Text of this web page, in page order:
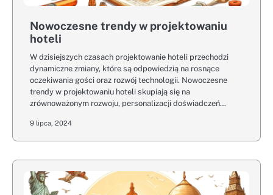
Nowoczesne trendy w projektowaniu
hoteli
W dzisiejszych czasach projektowanie hoteli przechodzi
dynamiczne zmiany, które są odpowiedzią na rosnące
oczekiwania gości oraz rozwój technologii. Nowoczesne
trendy w projektowaniu hoteli skupiają się na
zrównoważonym rozwoju, personalizacji doświadczeń…
9 lipca, 2024